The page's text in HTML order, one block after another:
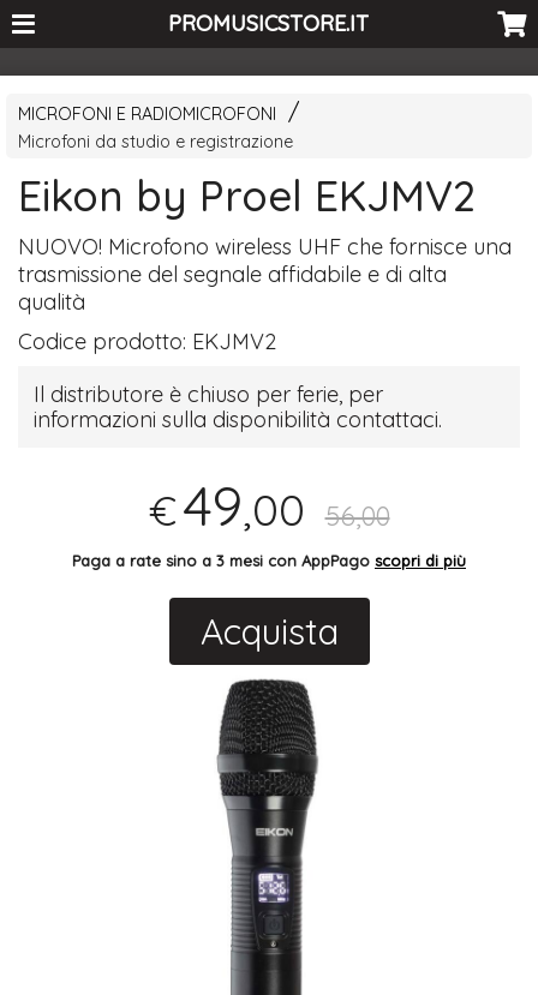
<-- Curio's GSC -->PROMUSICSTORE.IT
MICROFONI E RADIOMICROFONI
Microfoni da studio e registrazione
Eikon by Proel EKJMV2
NUOVO! Microfono wireless UHF che fornisce una
trasmissione del segnale affidabile e di alta
qualità
Codice prodotto: EKJMV2
Il distributore è chiuso per ferie, per
informazioni sulla disponibilità contattaci.
€49,00 56,00
Paga a rate sino a 3 mesi con AppPago scopri di più
Acquista